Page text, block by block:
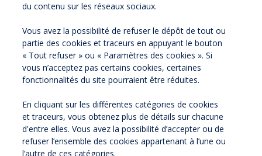
NOS NEWSLETTERS
NOS PARTENAIRES
ESPACE PRESSE
NOS ACTUALITÉS
CONTACTEZ-NOUS
du contenu sur les réseaux sociaux.
Vous avez la possibilité de refuser le dépôt de tout ou
partie des cookies et traceurs en appuyant le bouton
« Tout refuser » ou « Paramètres des cookies ». Si
vous n’acceptez pas certains cookies, certaines
fonctionnalités du site pourraient être réduites.
En cliquant sur les différentes catégories de cookies
et traceurs, vous obtenez plus de détails sur chacune
d'entre elles. Vous avez la possibilité d’accepter ou de
refuser l’ensemble des cookies appartenant à l’une ou
l’autre de ces catégories.